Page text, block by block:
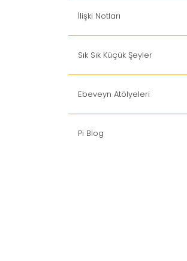
İlişki Notları
Sık Sık Küçük Şeyler
Ebeveyn Atölyeleri
Pi Blog